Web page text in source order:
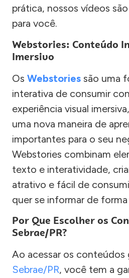
prática, nossos vídeos
para você.
Webstories: Conteúdo
Imersivo
Os Webstories são uma
interativa de consumir
experiência visual
uma nova maneira de
importantes para o seu
Webstories combinam
texto e interatividade,
atrativo e fácil de
quer se informar de
Por Que Escolher os
Sebrae/PR?
Ao acessar os
Sebrae/PR, você tem a